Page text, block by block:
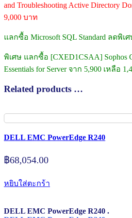
and Troubleshooting Active Directory
9,000 บาท
แลกซื้อ Microsoft SQL Standard ลดพิเ
พิเศษ แลกซื้อ [CXED1CSAA] Sophos
Essentials for Server จาก 5,900 เหลือ
Related products …
DELL EMC PowerEdge R240
฿68,054.00
หยิบใส่ตะกร้า
DELL EMC PowerEdge R240 .